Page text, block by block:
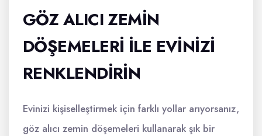
GÖZ ALICI ZEMIN
DÖŞEMELERI ILE EVINIZI
RENKLENDIRIN
Evinizi kişiselleştirmek için farklı yollar arıyorsanız,
göz alıcı zemin döşemeleri kullanarak şık bir